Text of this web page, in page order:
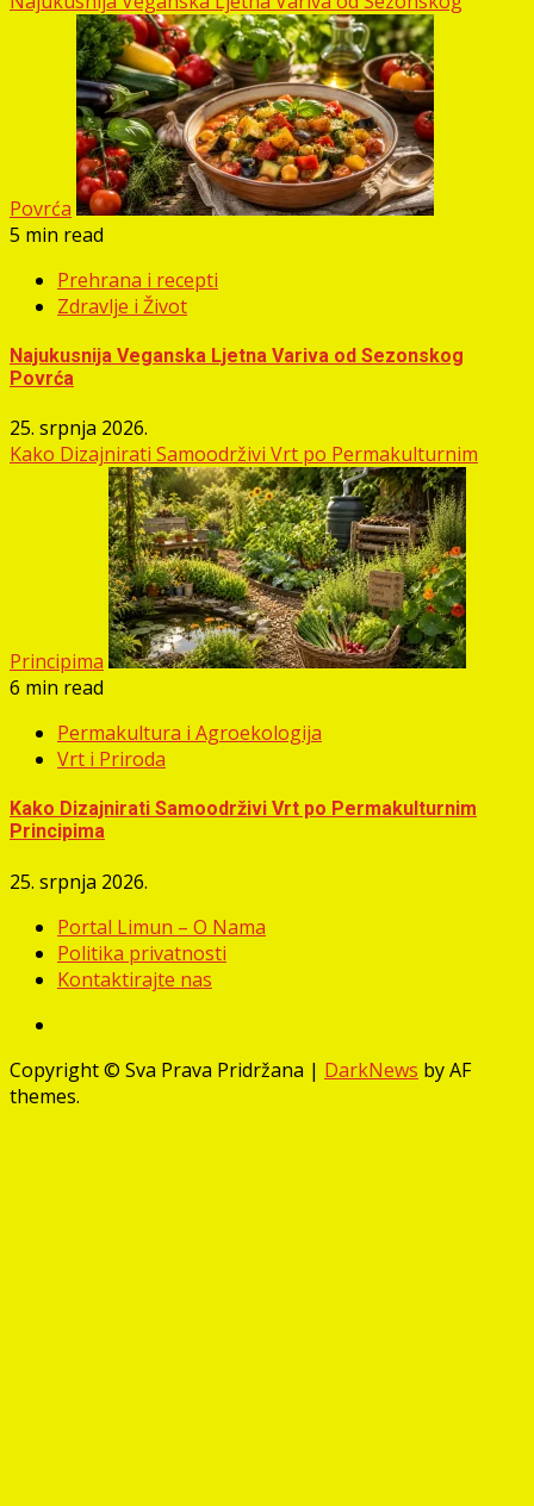
Povrća
5 min read
Prehrana i recepti
Zdravlje i Život
Najukusnija Veganska Ljetna Variva od Sezonskog
Povrća
25. srpnja 2026.
Kako Dizajnirati Samoodrživi Vrt po Permakulturnim
Principima
6 min read
Permakultura i Agroekologija
Vrt i Priroda
Kako Dizajnirati Samoodrživi Vrt po Permakulturnim
Principima
25. srpnja 2026.
Portal Limun – O Nama
Politika privatnosti
Kontaktirajte nas
Copyright © Sva Prava Pridržana | DarkNews by AF
themes.